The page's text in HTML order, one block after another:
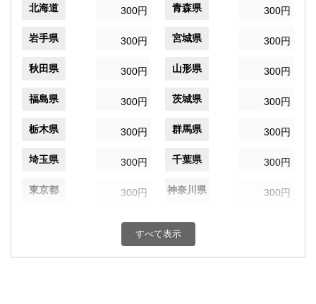
北海道 300円 青森県 300円
岩手県 300円 宮城県 300円
秋田県 300円 山形県 300円
福島県 300円 茨城県 300円
栃木県 300円 群馬県 300円
埼玉県 300円 千葉県 300円
東京都 300円 神奈川県 300円
300円 富山県
すべて表示